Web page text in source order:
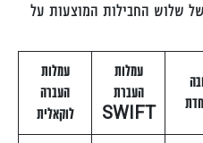
שלוש החבילות המוצעות על
עמלות
העברת
SWIFT
עמלות
העברה
לוקאלית